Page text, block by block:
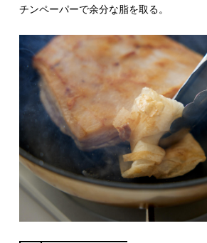
チンペーパーで余分な脂を取る。